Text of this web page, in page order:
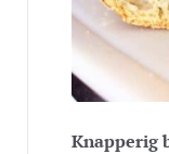
Knapperig